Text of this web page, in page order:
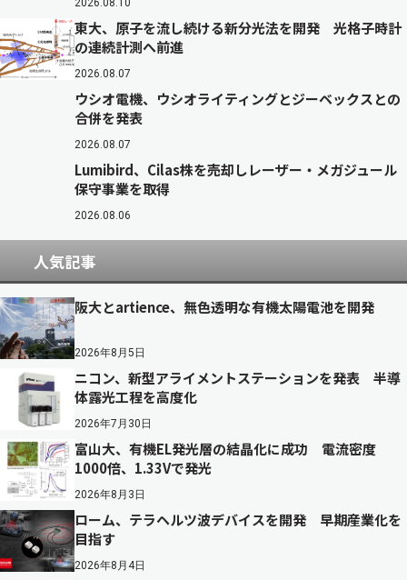
2026.08.10
東大、原子を流し続ける新分光法を開発 光格子時計
の連続計測へ前進
2026.08.07
ウシオ電機、ウシオライティングとジーベックスとの
合併を発表
2026.08.07
Lumibird、Cilas株を売却しレーザー・メガジュール
保守事業を取得
2026.08.06
人気記事
阪大とartience、無色透明な有機太陽電池を開発
2026年8月5日
ニコン、新型アライメントステーションを発表 半導
体露光工程を高度化
2026年7月30日
富山大、有機EL発光層の結晶化に成功 電流密度
1000倍、1.33Vで発光
2026年8月3日
ローム、テラヘルツ波デバイスを開発 早期産業化を
目指す
2026年8月4日